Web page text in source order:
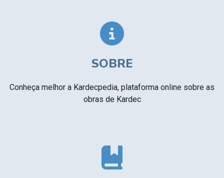
SOBRE
Conheça melhor a Kardecpedia, plataforma online sobre as
obras de Kardec